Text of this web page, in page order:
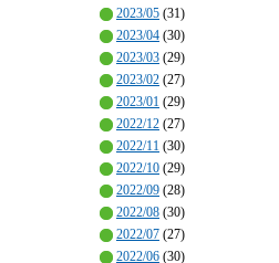
2023/05 (31)
2023/04 (30)
2023/03 (29)
2023/02 (27)
2023/01 (29)
2022/12 (27)
2022/11 (30)
2022/10 (29)
2022/09 (28)
2022/08 (30)
2022/07 (27)
2022/06 (30)